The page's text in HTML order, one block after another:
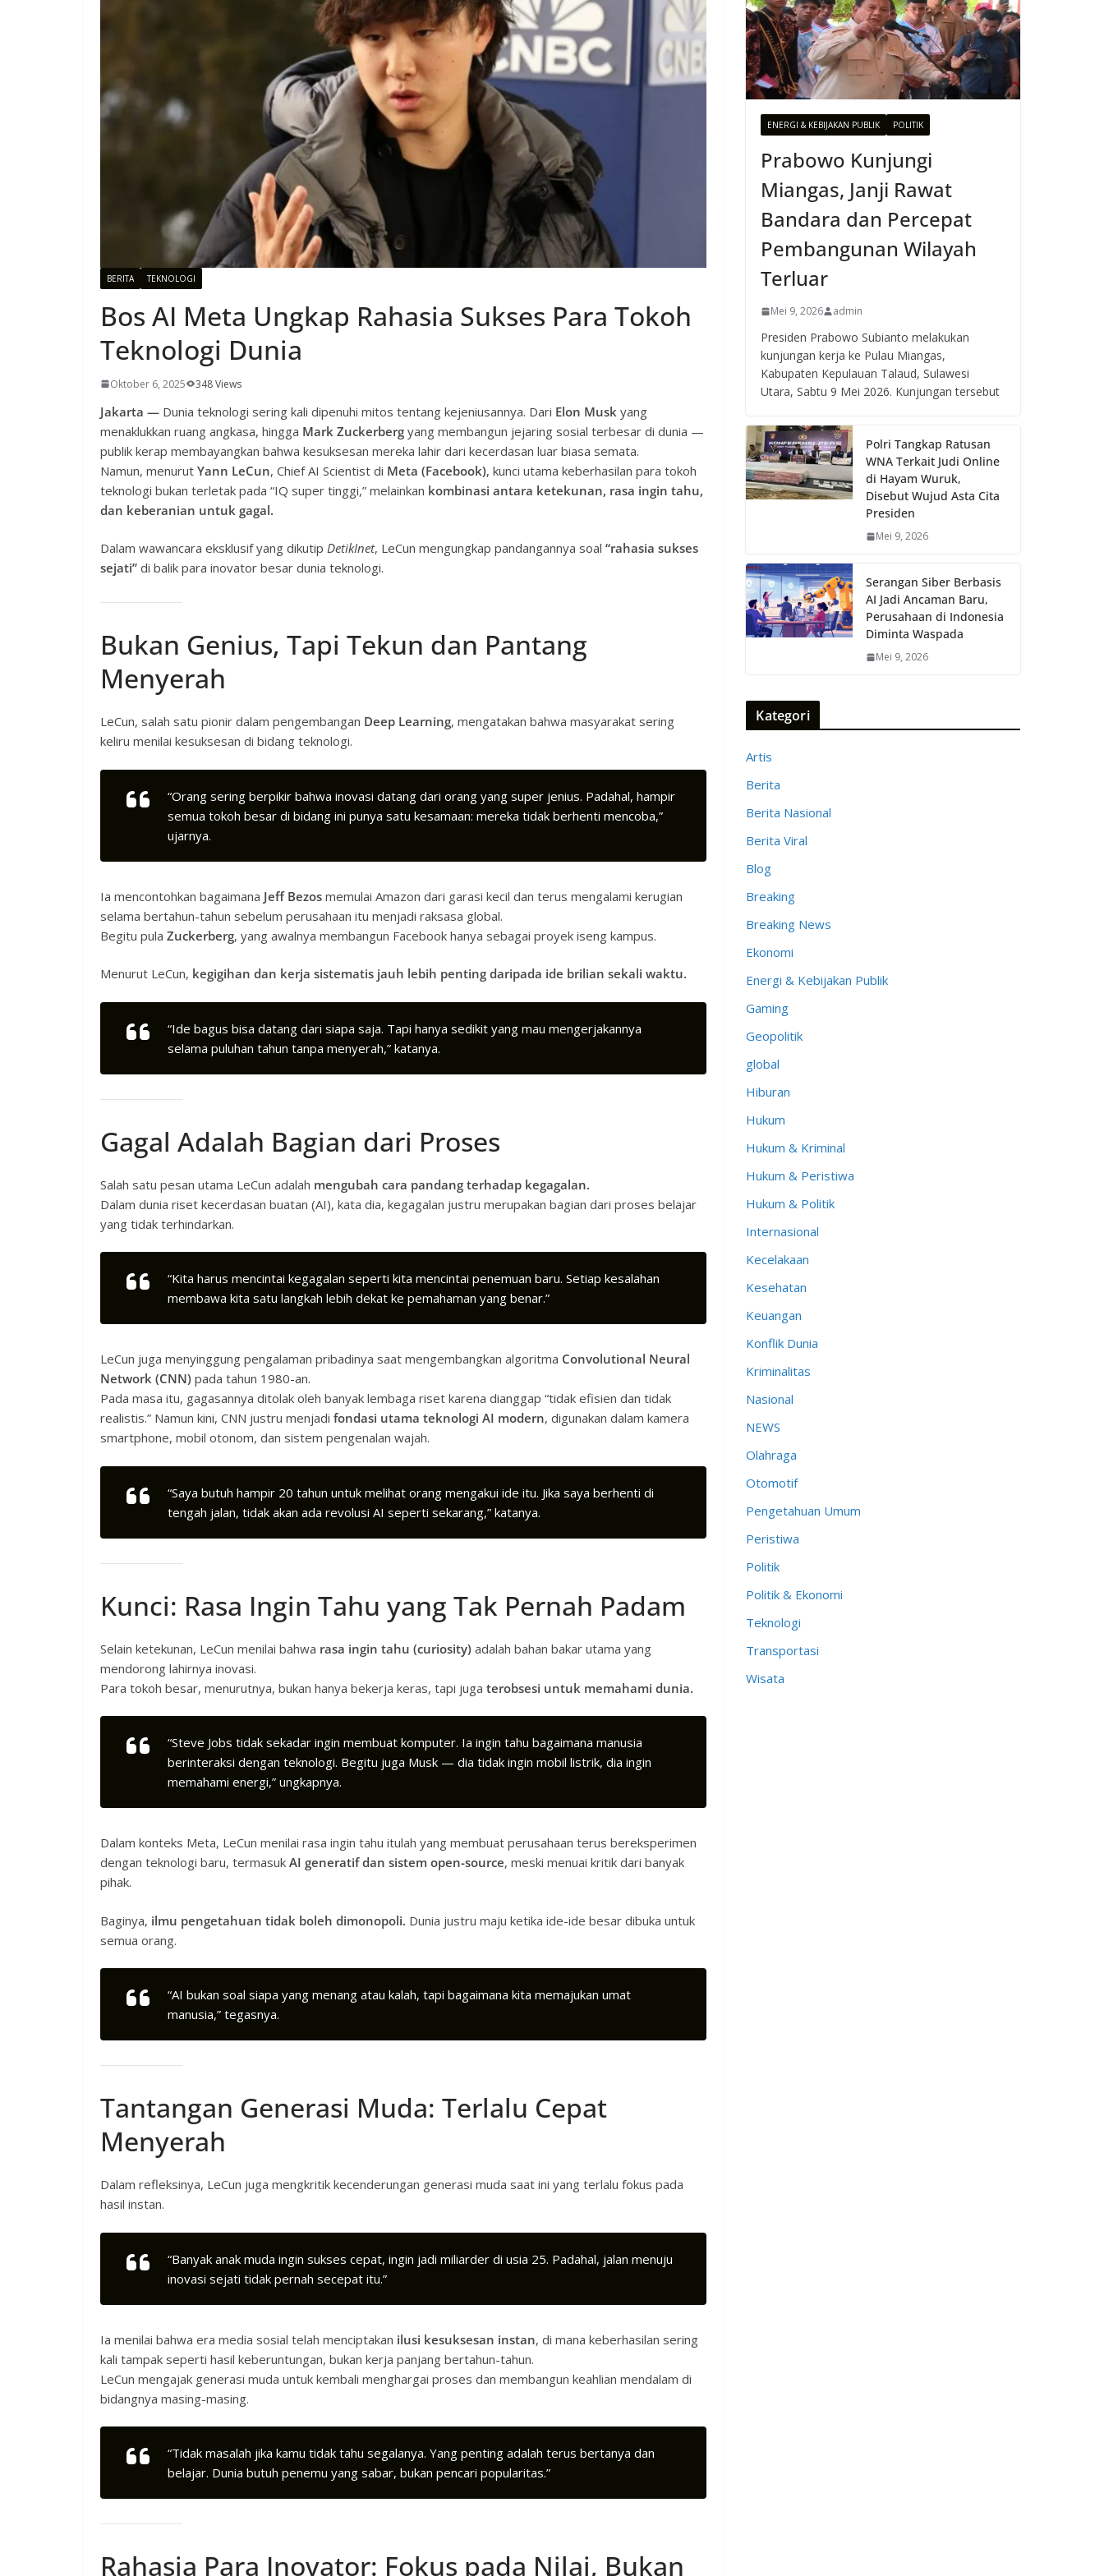
BERITA TEKNOLOGI
Bos AI Meta Ungkap Rahasia Sukses Para Tokoh
Teknologi Dunia
Oktober 6, 2025 348 Views
Jakarta — Dunia teknologi sering kali dipenuhi mitos tentang kejeniusannya. Dari Elon Musk yang
menaklukkan ruang angkasa, hingga Mark Zuckerberg yang membangun jejaring sosial terbesar di dunia —
publik kerap membayangkan bahwa kesuksesan mereka lahir dari kecerdasan luar biasa semata.
Namun, menurut Yann LeCun, Chief AI Scientist di Meta (Facebook), kunci utama keberhasilan para tokoh
teknologi bukan terletak pada “IQ super tinggi,” melainkan kombinasi antara ketekunan, rasa ingin tahu,
dan keberanian untuk gagal.
Dalam wawancara eksklusif yang dikutip DetikInet, LeCun mengungkap pandangannya soal “rahasia sukses
sejati” di balik para inovator besar dunia teknologi.
Bukan Genius, Tapi Tekun dan Pantang
Menyerah
LeCun, salah satu pionir dalam pengembangan Deep Learning, mengatakan bahwa masyarakat sering
keliru menilai kesuksesan di bidang teknologi.
“Orang sering berpikir bahwa inovasi datang dari orang yang super jenius. Padahal, hampir
semua tokoh besar di bidang ini punya satu kesamaan: mereka tidak berhenti mencoba,”
ujarnya.
Ia mencontohkan bagaimana Jeff Bezos memulai Amazon dari garasi kecil dan terus mengalami kerugian
selama bertahun-tahun sebelum perusahaan itu menjadi raksasa global.
Begitu pula Zuckerberg, yang awalnya membangun Facebook hanya sebagai proyek iseng kampus.
Menurut LeCun, kegigihan dan kerja sistematis jauh lebih penting daripada ide brilian sekali waktu.
“Ide bagus bisa datang dari siapa saja. Tapi hanya sedikit yang mau mengerjakannya
selama puluhan tahun tanpa menyerah,” katanya.
Gagal Adalah Bagian dari Proses
Salah satu pesan utama LeCun adalah mengubah cara pandang terhadap kegagalan.
Dalam dunia riset kecerdasan buatan (AI), kata dia, kegagalan justru merupakan bagian dari proses belajar
yang tidak terhindarkan.
“Kita harus mencintai kegagalan seperti kita mencintai penemuan baru. Setiap kesalahan
membawa kita satu langkah lebih dekat ke pemahaman yang benar.”
LeCun juga menyinggung pengalaman pribadinya saat mengembangkan algoritma Convolutional Neural
Network (CNN) pada tahun 1980-an.
Pada masa itu, gagasannya ditolak oleh banyak lembaga riset karena dianggap “tidak efisien dan tidak
realistis.” Namun kini, CNN justru menjadi fondasi utama teknologi AI modern, digunakan dalam kamera
smartphone, mobil otonom, dan sistem pengenalan wajah.
“Saya butuh hampir 20 tahun untuk melihat orang mengakui ide itu. Jika saya berhenti di
tengah jalan, tidak akan ada revolusi AI seperti sekarang,” katanya.
Kunci: Rasa Ingin Tahu yang Tak Pernah Padam
Selain ketekunan, LeCun menilai bahwa rasa ingin tahu (curiosity) adalah bahan bakar utama yang
mendorong lahirnya inovasi.
Para tokoh besar, menurutnya, bukan hanya bekerja keras, tapi juga terobsesi untuk memahami dunia.
“Steve Jobs tidak sekadar ingin membuat komputer. Ia ingin tahu bagaimana manusia
berinteraksi dengan teknologi. Begitu juga Musk — dia tidak ingin mobil listrik, dia ingin
memahami energi,” ungkapnya.
Dalam konteks Meta, LeCun menilai rasa ingin tahu itulah yang membuat perusahaan terus bereksperimen
dengan teknologi baru, termasuk AI generatif dan sistem open-source, meski menuai kritik dari banyak
pihak.
Baginya, ilmu pengetahuan tidak boleh dimonopoli. Dunia justru maju ketika ide-ide besar dibuka untuk
semua orang.
“AI bukan soal siapa yang menang atau kalah, tapi bagaimana kita memajukan umat
manusia,” tegasnya.
Tantangan Generasi Muda: Terlalu Cepat
Menyerah
Dalam refleksinya, LeCun juga mengkritik kecenderungan generasi muda saat ini yang terlalu fokus pada
hasil instan.
“Banyak anak muda ingin sukses cepat, ingin jadi miliarder di usia 25. Padahal, jalan menuju
inovasi sejati tidak pernah secepat itu.”
Ia menilai bahwa era media sosial telah menciptakan ilusi kesuksesan instan, di mana keberhasilan sering
kali tampak seperti hasil keberuntungan, bukan kerja panjang bertahun-tahun.
LeCun mengajak generasi muda untuk kembali menghargai proses dan membangun keahlian mendalam di
bidangnya masing-masing.
“Tidak masalah jika kamu tidak tahu segalanya. Yang penting adalah terus bertanya dan
belajar. Dunia butuh penemu yang sabar, bukan pencari popularitas.”
Rahasia Para Inovator: Fokus pada Nilai, Bukan
ENERGI & KEBIJAKAN PUBLIK POLITIK
Prabowo Kunjungi
Miangas, Janji Rawat
Bandara dan Percepat
Pembangunan Wilayah
Terluar
Mei 9, 2026 admin
Presiden Prabowo Subianto melakukan
kunjungan kerja ke Pulau Miangas,
Kabupaten Kepulauan Talaud, Sulawesi
Utara, Sabtu 9 Mei 2026. Kunjungan tersebut
Polri Tangkap Ratusan
WNA Terkait Judi Online
di Hayam Wuruk,
Disebut Wujud Asta Cita
Presiden
Mei 9, 2026
Serangan Siber Berbasis
AI Jadi Ancaman Baru,
Perusahaan di Indonesia
Diminta Waspada
Mei 9, 2026
Kategori
Artis
Berita
Berita Nasional
Berita Viral
Blog
Breaking
Breaking News
Ekonomi
Energi & Kebijakan Publik
Gaming
Geopolitik
global
Hiburan
Hukum
Hukum & Kriminal
Hukum & Peristiwa
Hukum & Politik
Internasional
Kecelakaan
Kesehatan
Keuangan
Konflik Dunia
Kriminalitas
Nasional
NEWS
Olahraga
Otomotif
Pengetahuan Umum
Peristiwa
Politik
Politik & Ekonomi
Teknologi
Transportasi
Wisata